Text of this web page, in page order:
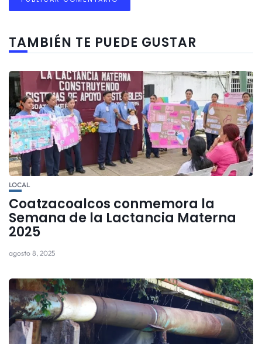
TAMBIÉN TE PUEDE GUSTAR
LOCAL
Coatzacoalcos conmemora la
Semana de la Lactancia Materna
2025
agosto 8, 2025